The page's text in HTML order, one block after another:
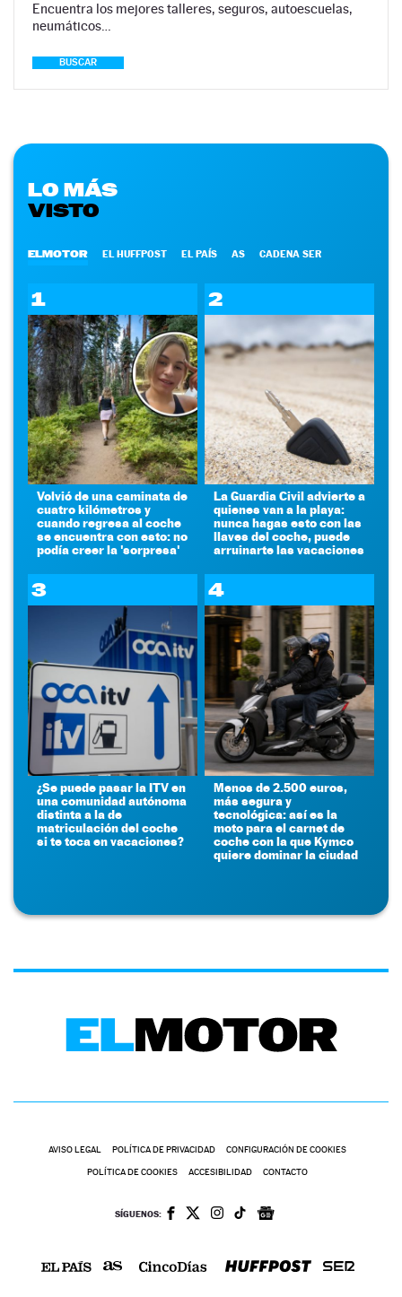
Encuentra los mejores talleres, seguros, autoescuelas,
neumáticos…
BUSCAR
LO MÁS
VISTO
ELMOTOR EL HUFFPOST EL PAÍS AS CADENA SER
1
Volvió de una caminata de
cuatro kilómetros y
cuando regresa al coche
se encuentra con esto: no
podía creer la 'sorpresa'
2
La Guardia Civil advierte a
quienes van a la playa:
nunca hagas esto con las
llaves del coche, puede
arruinarte las vacaciones
3
¿Se puede pasar la ITV en
una comunidad autónoma
distinta a la de
matriculación del coche
si te toca en vacaciones?
4
Menos de 2.500 euros,
más segura y
tecnológica: así es la
moto para el carnet de
coche con la que Kymco
quiere dominar la ciudad
AVISO LEGAL POLÍTICA DE PRIVACIDAD CONFIGURACIÓN DE COOKIES
POLÍTICA DE COOKIES ACCESIBILIDAD CONTACTO
SÍGUENOS: